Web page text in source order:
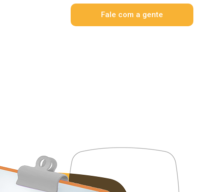
Fale com a gente